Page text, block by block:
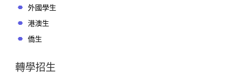
外國學生
港澳生
僑生
轉學招生